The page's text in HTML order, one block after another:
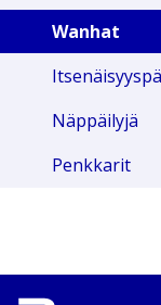
Wanhat
Näppäilyjä
Penkkarit